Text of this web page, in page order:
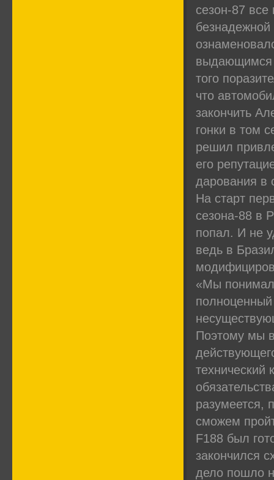
сезон-87 все
выдающимся
того
что
закончить
гонки в том
решил
его
дарования в
На старт
сезона-88 в
попал. И не
ведь в
«Мы
Поэтому мы
технический
разумеется,
сможем
F188 был
закончился
дело пошло